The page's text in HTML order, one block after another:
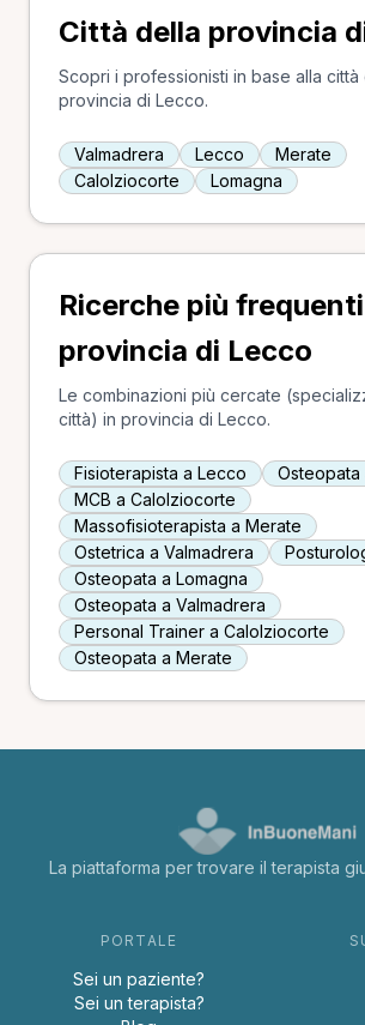
Città della provincia
Scopri i professionisti in base alla città
provincia di Lecco.
Valmadrera Lecco
Merate
Calolziocorte
Lomagna
Ricerche più
provincia di Lecco
Le combinazioni più cercate
città) in provincia di Lecco.
Fisioterapista a Lecco
Osteopata
MCB a Calolziocorte
Massofisioterapista a Merate
Ostetrica a Valmadrera
Osteopata a Lomagna
Osteopata a Valmadrera
Personal Trainer a Calolziocorte
Osteopata a Merate
La piattaforma per trovare il terapista
PORTALE
Sei un paziente?
Sei un terapista?